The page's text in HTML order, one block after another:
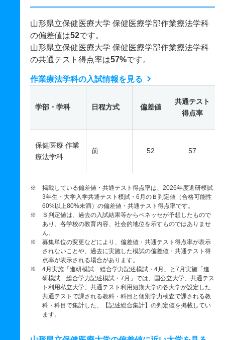
山形県立保健医療大学 保健医療学部作業療法学科
の偏差値は52です。
山形県立保健医療大学 保健医療学部作業療法学科
の共通テスト得点率は57%です。
作業療法学科の入試情報を見る
学部・学科 日程方式 偏差値
共通テスト
得点率
保健医療 作業
療法学科
前 52 57
※ 掲載している偏差値・共通テスト得点率は、2026年度進研模試
3年生・大学入学共通テスト模試・6月のＢ判定値（合格可能性
60%以上80%未満）の偏差値・共通テスト得点率です。
※ Ｂ判定値は、過去の入試結果等からベネッセが予想したもので
あり、各学校の教育内容、社会的地位を示すものではありませ
ん。
※ 募集単位の変更などにより、偏差値・共通テスト得点率が表示
されないことや、過去に実施した模試の偏差値・共通テスト得
点率が表示される場合があります。
※ 4月実施「進研模試 総合学力記述模試・4月」と7月実施「進
研模試 総合学力記述模試・7月」では、国公立大学、共通テス
ト利用私立大学、共通テスト利用短期大学の各大学が設定した
共通テストで課される教科・科目と個別学力検査で課される教
科・科目で集計した、【記述総合集計】の判定値を掲載してい
ます。